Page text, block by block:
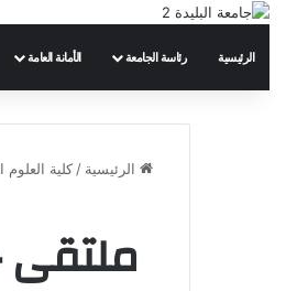
الرئيسية رئاسة الجامعة الأمانة العامة
الرئيسية / كلية العلوم
ملتقى